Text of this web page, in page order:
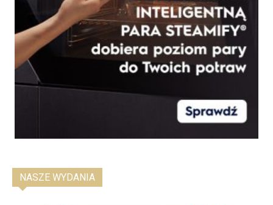
NASZE WYDANIA